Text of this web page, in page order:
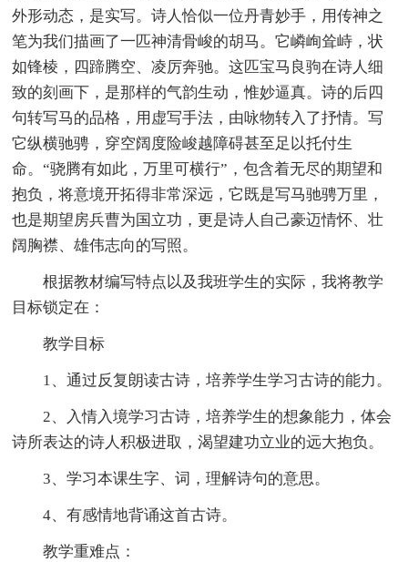
外形动态，是实写。诗人恰似一位丹青妙手，用传神之
笔为我们描画了一匹神清骨峻的胡马。它嶙峋耸峙，状
如锋棱，四蹄腾空、凌厉奔驰。这匹宝马良驹在诗人细
致的刻画下，是那样的气韵生动，惟妙逼真。诗的后四
句转写马的品格，用虚写手法，由咏物转入了抒情。写
它纵横驰骋，穿空阔度险峻越障碍甚至足以托付生
命。“骁腾有如此，万里可横行”，包含着无尽的期望和
抱负，将意境开拓得非常深远，它既是写马驰骋万里，
也是期望房兵曹为国立功，更是诗人自己豪迈情怀、壮
阔胸襟、雄伟志向的写照。
根据教材编写特点以及我班学生的实际，我将教学
目标锁定在：
教学目标
1、通过反复朗读古诗，培养学生学习古诗的能力。
2、入情入境学习古诗，培养学生的想象能力，体会
诗所表达的诗人积极进取，渴望建功立业的远大抱负。
3、学习本课生字、词，理解诗句的意思。
4、有感情地背诵这首古诗。
教学重难点：